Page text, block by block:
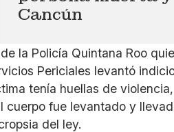
Cancún
la Policía Quintana Roo
Periciales levantó
tenía huellas de
cuerpo fue levantado y
del ley.